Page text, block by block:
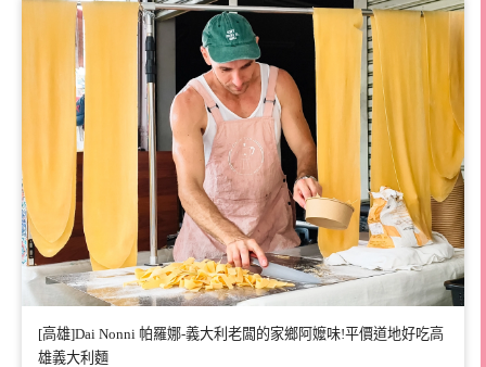
[高雄]Dai Nonni 帕羅娜-義大利老闆的家鄉阿嬤味!平價道地好吃高
雄義大利麵